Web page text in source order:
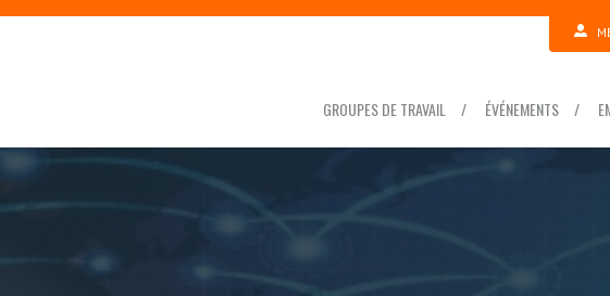
GROUPES DE TRAVAIL ÉVÉNEMENTS